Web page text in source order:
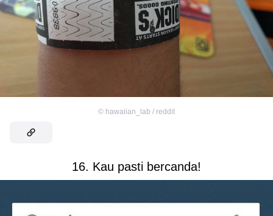
© hawaiian_lab / reddit
16. Kau pasti bercanda!